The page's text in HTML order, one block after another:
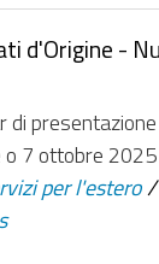
d'Origine -
di presentazione
o 7 ottobre 2025
per l'estero /